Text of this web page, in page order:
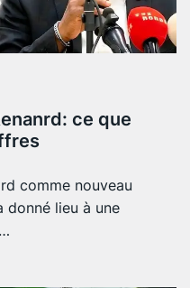
ce que
comme nouveau
donné lieu à une